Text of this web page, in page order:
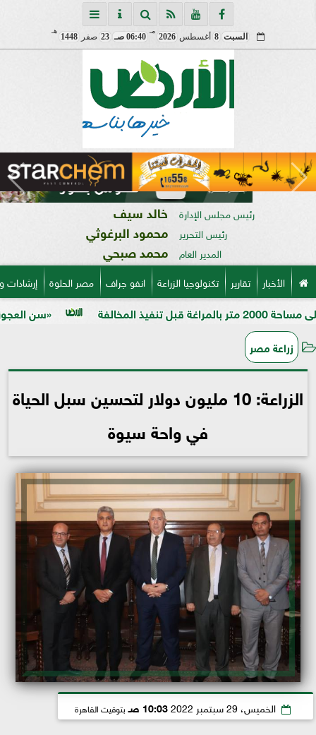
السبت 8 أغسطس 2026
مـ
06:40 صـ 23 صفر 1448
هـ
رئيس مجلس الإدارة خالد سيف
رئيس التحرير محمود البرغوثي
المدير العام محمد صبحي
الأخبار تقارير تكنولوجيا الزراعة انفو جراف مصر الحلوة
«سن العجوز» في الذرة
زراعة مصر
الزراعة: 10 مليون دولار لتحسين سبل الحياة
في واحة سيوة
الخميس، 29 سبتمبر 2022 10:03 صـ بتوقيت القاهرة